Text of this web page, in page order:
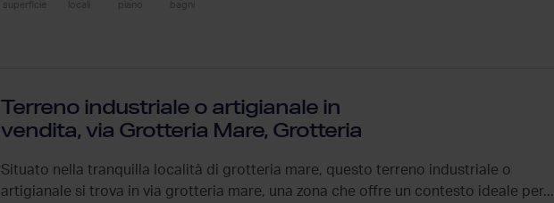
superficie locali piano bagni
Terreno industriale o artigianale in
vendita, via Grotteria Mare, Grotteria
Situato nella tranquilla località di grotteria mare, questo terreno industriale o
artigianale si trova in via grotteria mare, una zona che offre un contesto ideale per...